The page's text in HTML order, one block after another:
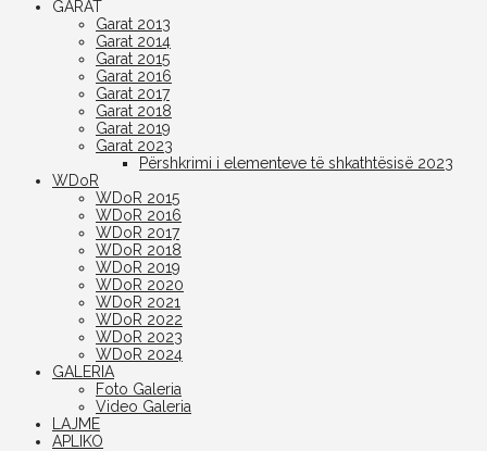
GARAT
Garat 2013
Garat 2014
Garat 2015
Garat 2016
Garat 2017
Garat 2018
Garat 2019
Garat 2023
Përshkrimi i elementeve të shkathtësisë 2023
WDoR
WDoR 2015
WDoR 2016
WDoR 2017
WDoR 2018
WDoR 2019
WDoR 2020
WDoR 2021
WDoR 2022
WDoR 2023
WDoR 2024
GALERIA
Foto Galeria
Video Galeria
LAJME
APLIKO